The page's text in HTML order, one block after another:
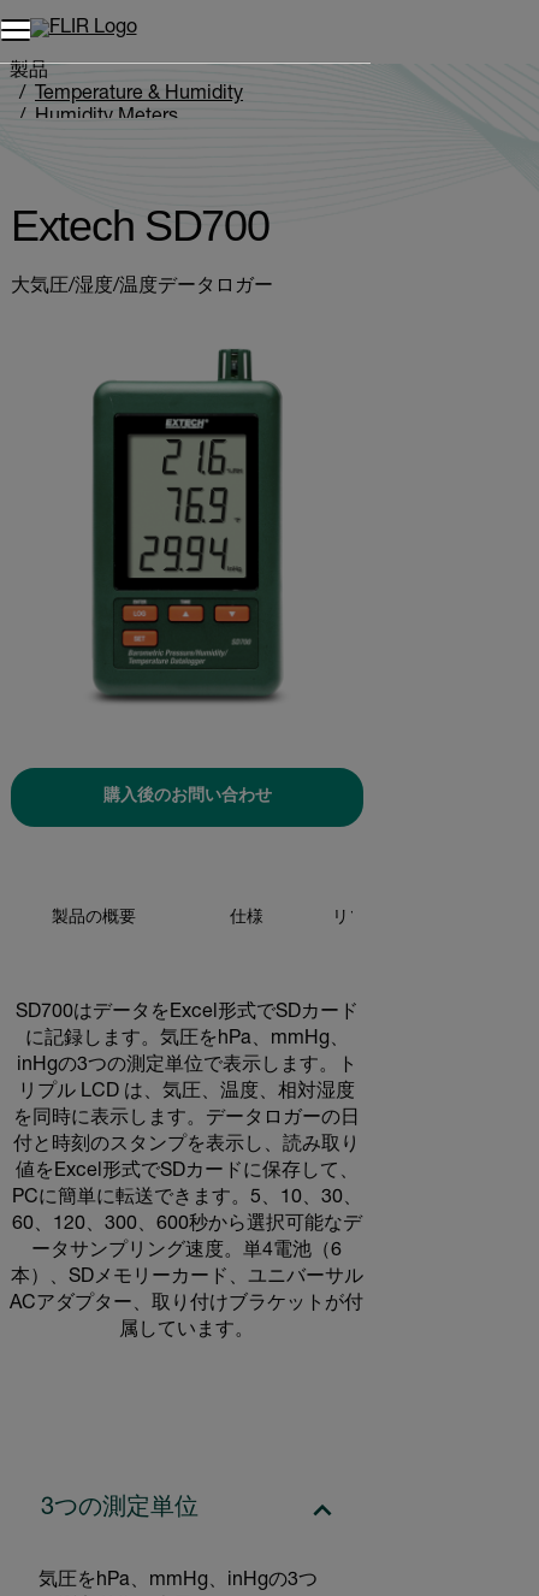
製品
Temperature & Humidity
Humidity Meters
Extech SD700
大気圧/湿度/温度データロガー
購入後のお問い合わせ
製品の概要 仕様 リソースとサポート
SD700はデータをExcel形式でSDカード
に記録します。気圧をhPa、mmHg、
inHgの3つの測定単位で表示します。ト
リプル LCD は、気圧、温度、相対湿度
を同時に表示します。データロガーの日
付と時刻のスタンプを表示し、読み取り
値をExcel形式でSDカードに保存して、
PCに簡単に転送できます。5、10、30、
60、120、300、600秒から選択可能なデ
ータサンプリング速度。単4電池（6
本）、SDメモリーカード、ユニバーサル
ACアダプター、取り付けブラケットが付
属しています。
3つの測定単位
気圧をhPa、mmHg、inHgの3つ